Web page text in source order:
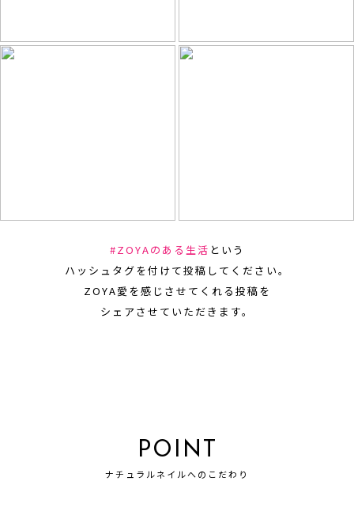
#ZOYAのある生活 という
ハッシュタグを付けて投稿してください。
ZOYA愛を感じさせてくれる投稿を
シェアさせていただきます。
POINT
ナチュラルネイルへのこだわり